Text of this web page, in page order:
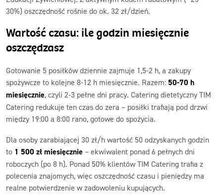
30%) oszczędność rośnie do ok. 32 zł/dzień.
Wartość czasu: ile godzin miesięcznie
oszczędzasz
Gotowanie 5 posiłków dziennie zajmuje 1,5-2 h, a zakupy
spożywcze to kolejne 8-12 h miesięcznie. Razem: 50-70 h
miesięcznie, czyli 2-3 pełne dni pracy. Catering dietetyczny TIM
Catering redukuje ten czas do zera – posiłki trafiają pod drzwi
między 19:00 a 8:00 rano, gotowe do spożycia.
Dla osoby zarabiającej 30 zł/h wartość 50 odzyskanych godzin
to 1 500 zł miesięcznie – ekwiwalent ponad 6 pełnych dni
roboczych (po 8 h). Ponad 50% klientów TIM Catering trafia z
polecenia znajomych, więc oszczędność czasu i pieniędzy ma
realne potwierdzenie w zadowoleniu kupujących.